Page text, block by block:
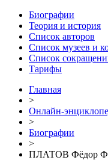
Биографии
Теория и история
Список авторов
Список музеев и
Список
Тарифы
Главная
>
Онлайн-
>
Биографии
>
ПЛАТОВ Фёдор